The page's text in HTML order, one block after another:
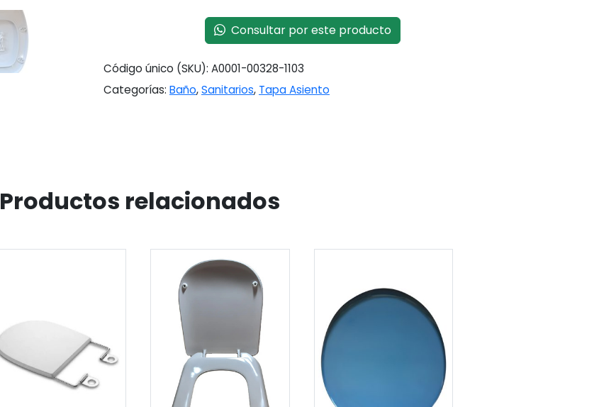
Consultar por este producto
Código único (SKU): A0001-00328-1103
Categorías: Baño,Sanitarios, Tapa Asiento
Productos relacionados